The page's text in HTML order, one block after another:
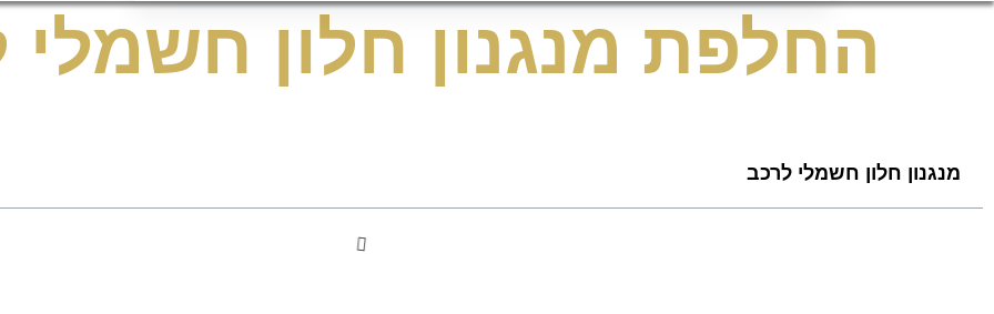
החלפת מנגנון חלון חשמלי
מנגנון חלון חשמלי לרכב